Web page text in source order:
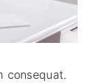
consequat.